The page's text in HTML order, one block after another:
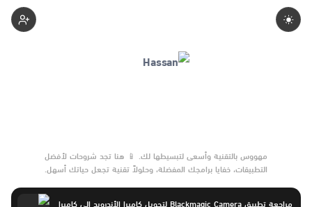
مهووس بالتقنية وأسعى لتبسيطها لك. 📱 هنا تجد شروحات لأفضل
التطبيقات، خفايا برامجك المفضلة، وحلولاً تقنية تجعل حياتك أسهل.
مراجعة تطبيق Blackmagic Camera لتحويل كاميرا الأندرويد إلى كاميرا